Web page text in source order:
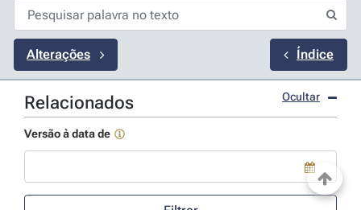
Alterações Índice
Relacionados Ocultar
Versão à data de
Use a tecla de seta para baixo para abrir o calendário; Use as